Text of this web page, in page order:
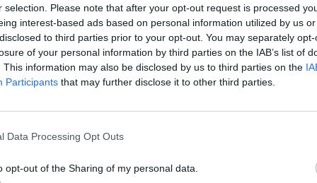
selection. Please note that after your opt-out request is processed
interest-based ads based on personal information utilized by us
to third parties prior to your opt-out. You may separately
of your personal information by third parties on the IAB’s list of
This information may also be disclosed by us to third parties on the
Participants that may further disclose it to other third parties.
Data Processing Opt Outs
opt-out of the Sharing of my personal data.
der melodischen Unmittelbarkeit des
Songwritings. Harmonisch bevorzugt er
auf treibende Backbeats, die seine Stimme
druckvollen Drums – eine Produktion, die
für Generationen, ohne den
dichter Folge: Vom millionenfach verkauften